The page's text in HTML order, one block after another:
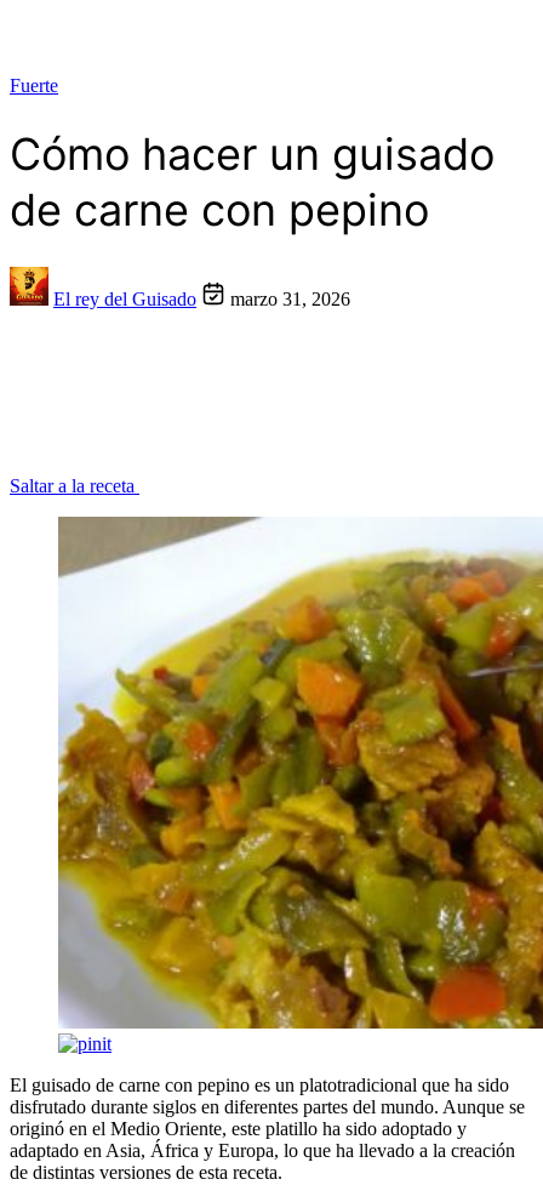
Fuerte
Cómo hacer un guisado
de carne con pepino
El rey del Guisado marzo 31, 2026
Saltar a la receta
El guisado de carne con pepino es un platotradicional que ha sido
disfrutado durante siglos en diferentes partes del mundo. Aunque se
originó en el Medio Oriente, este platillo ha sido adoptado y
adaptado en Asia, África y Europa, lo que ha llevado a la creación
de distintas versiones de esta receta.